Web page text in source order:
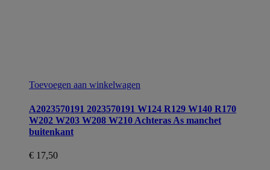
Toevoegen aan winkelwagen
A2023570191 2023570191 W124 R129 W140 R170
W202 W203 W208 W210 Achteras As manchet
buitenkant
€ 17,50